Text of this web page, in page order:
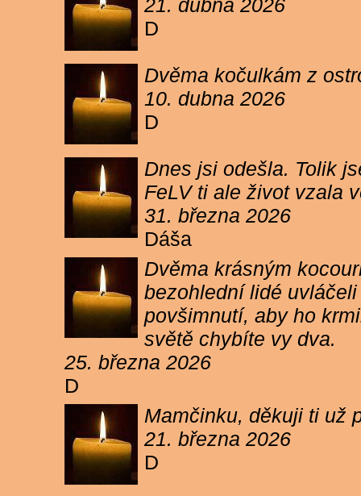
21. dubna 2026
D
Dvěma kočulkám z
10. dubna 2026
D
Dnes jsi odešla. Tolik
FeLV ti ale život vzala
31. března 2026
Dáša
Dvěma krásným
bezohlední lidé
povšimnutí, aby ho
světě chybíte vy dva.
25. března 2026
D
Mamčinku, děkuji ti už
21. března 2026
D